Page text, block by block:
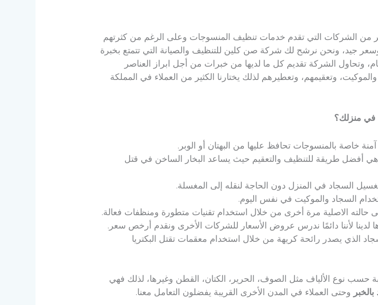
من الشركات التي تقدم خدمات تنظيف المنسوجات وعلى الرغم من كثرتهم
جيد، ونحن نرشح لك شركة صن كلين للتنظيف والصيانة التي تتمتع بخبرة
الشركة تقديم كل ما لديها من خبرات من أجل ابراز العناصر
وتعقيمهم، وتعطيرهم لذلك يختارنا الكثير من العملاء في المملكة
في منزلك؟
خاصة بالمنسوجات تحافظ عليها من البهتان أو الوبر.
أفضل طريقة للتنظيف والتعقيم حيث يساعد البخار الساخن في قتل
السجاد في المنزل دون الحاجة لنقله إلى المغسلة.
السجاد والموكيت في نفس اليوم.
حالته الاصلية مرة أخرى من خلال استخدام تقنيات متطورة ومنظفات فعالة.
لأننا دائمًا ندرس عروض الأسعار للشركات الأخرى ونقدم أرخص سعر.
الذي يصدر رائحة كريهة من خلال استخدام معقمات تقتل البكتريا
نوع الألياف مثل الصوف، الحرير، الكتان، القطن وغيرها، لذلك فهي
وحتى العملاء في المدن الأخرى القريبة يفضلون التعامل معنا.